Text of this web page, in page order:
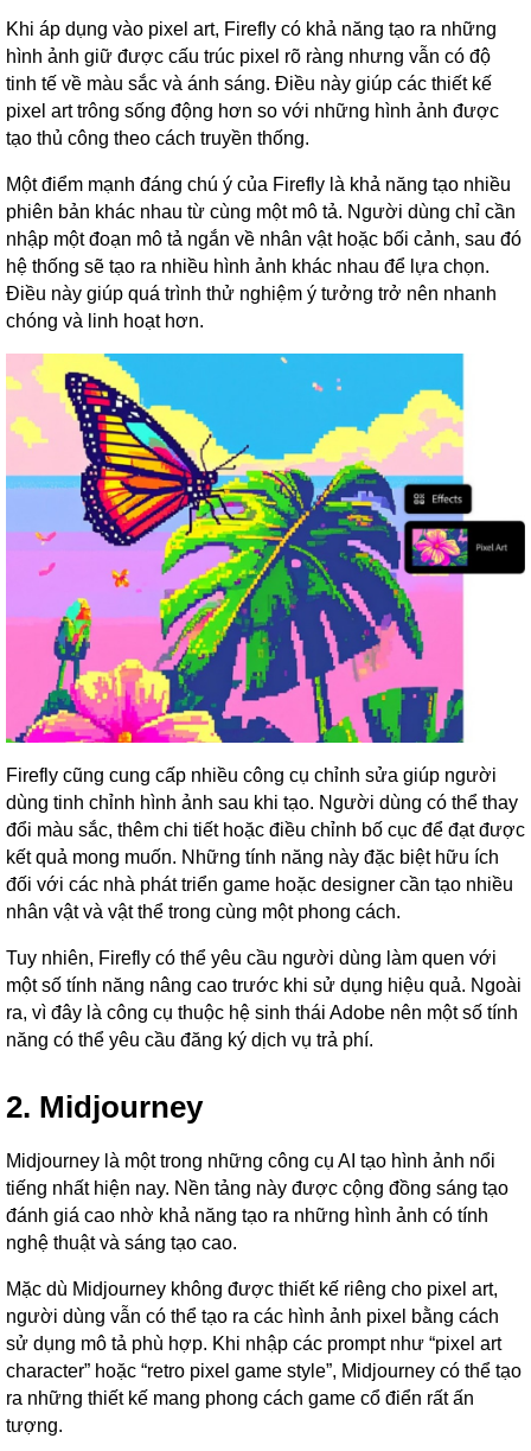
Khi áp dụng vào pixel art, Firefly có khả năng tạo ra những
hình ảnh giữ được cấu trúc pixel rõ ràng nhưng vẫn có độ
tinh tế về màu sắc và ánh sáng. Điều này giúp các thiết kế
pixel art trông sống động hơn so với những hình ảnh được
tạo thủ công theo cách truyền thống.
Một điểm mạnh đáng chú ý của Firefly là khả năng tạo nhiều
phiên bản khác nhau từ cùng một mô tả. Người dùng chỉ cần
nhập một đoạn mô tả ngắn về nhân vật hoặc bối cảnh, sau đó
hệ thống sẽ tạo ra nhiều hình ảnh khác nhau để lựa chọn.
Điều này giúp quá trình thử nghiệm ý tưởng trở nên nhanh
chóng và linh hoạt hơn.
Firefly cũng cung cấp nhiều công cụ chỉnh sửa giúp người
dùng tinh chỉnh hình ảnh sau khi tạo. Người dùng có thể thay
đổi màu sắc, thêm chi tiết hoặc điều chỉnh bố cục để đạt được
kết quả mong muốn. Những tính năng này đặc biệt hữu ích
đối với các nhà phát triển game hoặc designer cần tạo nhiều
nhân vật và vật thể trong cùng một phong cách.
Tuy nhiên, Firefly có thể yêu cầu người dùng làm quen với
một số tính năng nâng cao trước khi sử dụng hiệu quả. Ngoài
ra, vì đây là công cụ thuộc hệ sinh thái Adobe nên một số tính
năng có thể yêu cầu đăng ký dịch vụ trả phí.
2. Midjourney
Midjourney là một trong những công cụ AI tạo hình ảnh nổi
tiếng nhất hiện nay. Nền tảng này được cộng đồng sáng tạo
đánh giá cao nhờ khả năng tạo ra những hình ảnh có tính
nghệ thuật và sáng tạo cao.
Mặc dù Midjourney không được thiết kế riêng cho pixel art,
người dùng vẫn có thể tạo ra các hình ảnh pixel bằng cách
sử dụng mô tả phù hợp. Khi nhập các prompt như “pixel art
character” hoặc “retro pixel game style”, Midjourney có thể tạo
ra những thiết kế mang phong cách game cổ điển rất ấn
tượng.